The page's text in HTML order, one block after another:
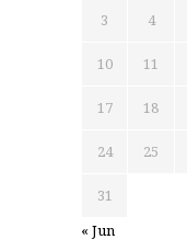
3 4
10 11
17 18
24 25
31
« Jun